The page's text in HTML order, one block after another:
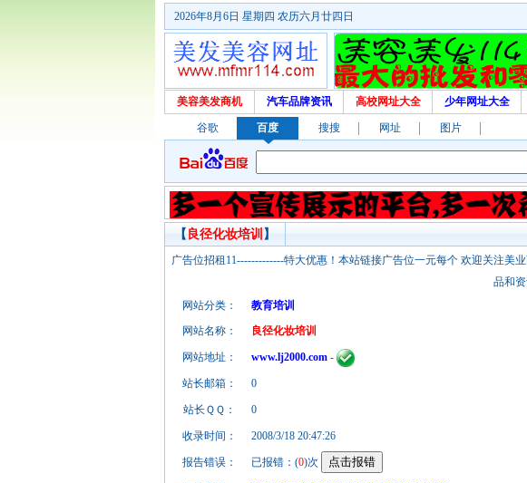
2026年8月6日 星期四 农历六月廿四日
美容美发商机 汽车品牌资讯 高校网址大全 少年网址大全
谷歌 百度 搜搜 网址 图片
【 良径化妆培训 】
广告位招租11-------------特大优惠！本站链接广告位一元每个 欢迎关注美
品和
网站分类：
教育培训
网站名称： 良径化妆培训
网站地址： www.lj2000.com -
站长邮箱： 0
站长ＱＱ： 0
收录时间： 2008/3/18 20:47:26
报告错误： 已报错：(0)次